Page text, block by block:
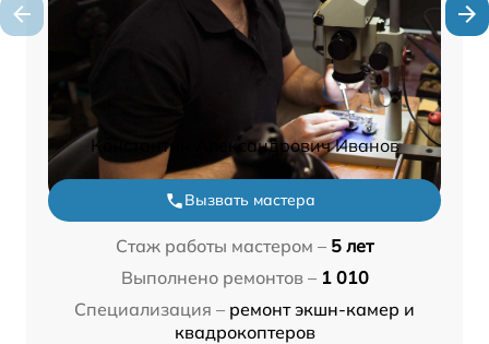
Константин Александрович Иванов
Вызвать мастера
Стаж работы мастером – 5 лет
Выполнено ремонтов – 1 010
Специализация – ремонт экшн-камер и
квадрокоптеров